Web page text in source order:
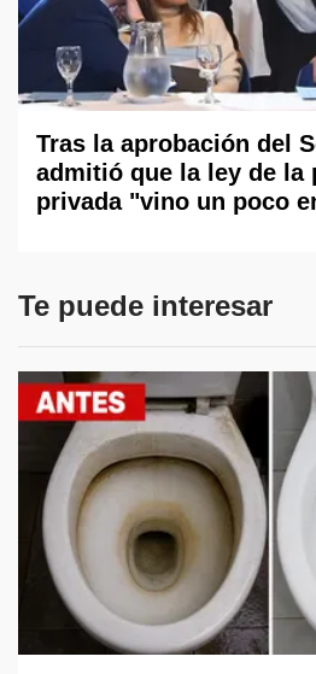
Tras la aprobación del
admitió que la ley de la
privada "vino un poco
Te puede interesar